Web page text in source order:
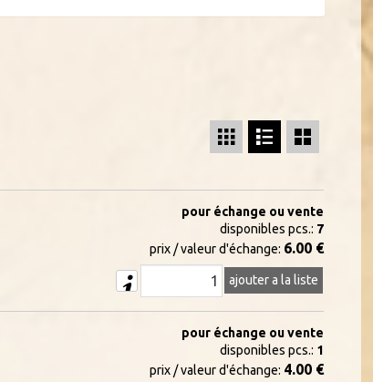
  
pour échange ou vente
disponibles pcs.: 7
prix / valeur d'échange: 6.00 €
ajouter a la liste
pour échange ou vente
disponibles pcs.: 1
prix / valeur d'échange: 4.00 €